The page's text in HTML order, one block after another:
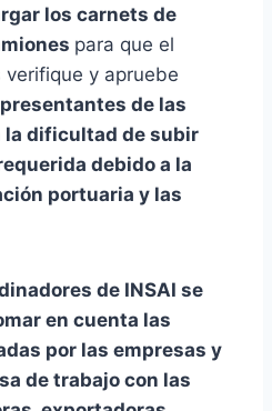
los carnets de
para que el
verifique y apruebe
de las
la dificultad de subir
debido a la
portuaria y las
de INSAI se
en cuenta las
por las empresas y
de trabajo con las